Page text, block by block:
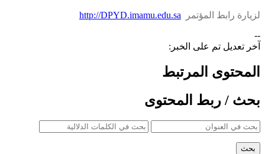
لزيارة رابط المؤتمر http://DPYD.imamu.edu.sa
--
آخر تعديل تم على الخبر:
المحتوى المرتبط
بحث / ربط المحتوى